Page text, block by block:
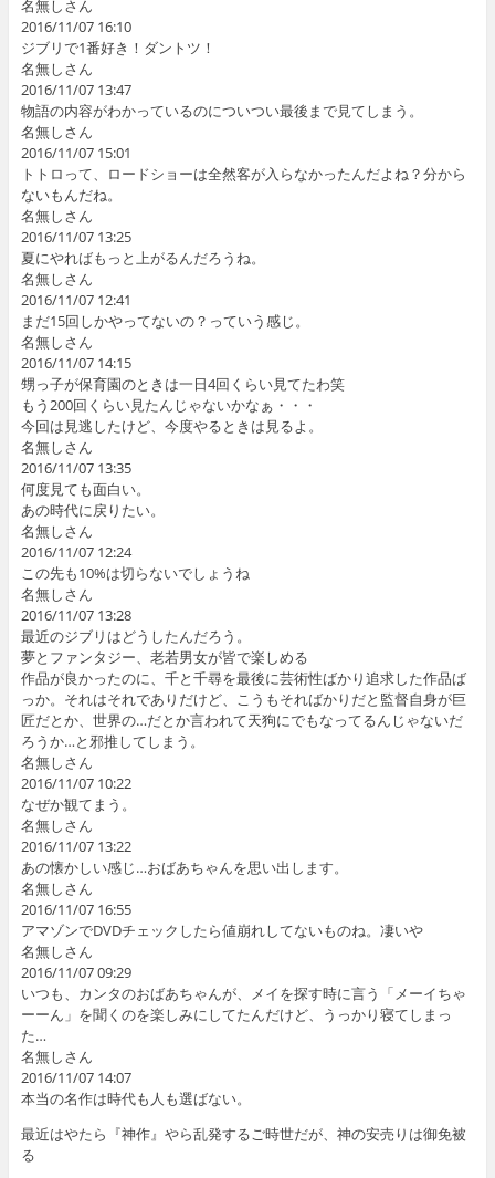
名無しさん
2016/11/07 16:10
ジブリで1番好き！ダントツ！
名無しさん
2016/11/07 13:47
物語の内容がわかっているのについつい最後まで見てしまう。
名無しさん
2016/11/07 15:01
トトロって、ロードショーは全然客が入らなかったんだよね？分から
ないもんだね。
名無しさん
2016/11/07 13:25
夏にやればもっと上がるんだろうね。
名無しさん
2016/11/07 12:41
まだ15回しかやってないの？っていう感じ。
名無しさん
2016/11/07 14:15
甥っ子が保育園のときは一日4回くらい見てたわ笑
もう200回くらい見たんじゃないかなぁ・・・
今回は見逃したけど、今度やるときは見るよ。
名無しさん
2016/11/07 13:35
何度見ても面白い。
あの時代に戻りたい。
名無しさん
2016/11/07 12:24
この先も10%は切らないでしょうね
名無しさん
2016/11/07 13:28
最近のジブリはどうしたんだろう。
夢とファンタジー、老若男女が皆で楽しめる
作品が良かったのに、千と千尋を最後に芸術性ばかり追求した作品ば
っか。それはそれでありだけど、こうもそればかりだと監督自身が巨
匠だとか、世界の…だとか言われて天狗にでもなってるんじゃないだ
ろうか…と邪推してしまう。
名無しさん
2016/11/07 10:22
なぜか観てまう。
名無しさん
2016/11/07 13:22
あの懐かしい感じ…おばあちゃんを思い出します。
名無しさん
2016/11/07 16:55
アマゾンでDVDチェックしたら値崩れしてないものね。凄いや
名無しさん
2016/11/07 09:29
いつも、カンタのおばあちゃんが、メイを探す時に言う「メーイちゃ
ーーん」を聞くのを楽しみにしてたんだけど、うっかり寝てしまっ
た…
名無しさん
2016/11/07 14:07
本当の名作は時代も人も選ばない。
最近はやたら『神作』やら乱発するご時世だが、神の安売りは御免被
る